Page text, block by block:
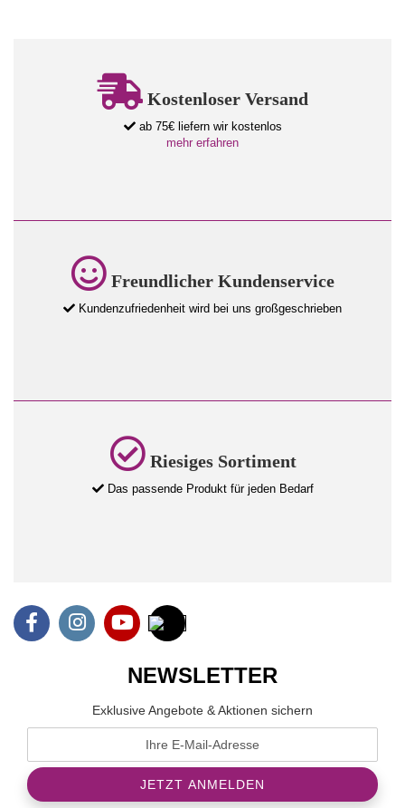
Kostenloser Versand
ab 75€ liefern wir kostenlos
mehr erfahren
Freundlicher Kundenservice
Kundenzufriedenheit wird bei uns großgeschrieben
Riesiges Sortiment
Das passende Produkt für jeden Bedarf
NEWSLETTER
Exklusive Angebote & Aktionen sichern